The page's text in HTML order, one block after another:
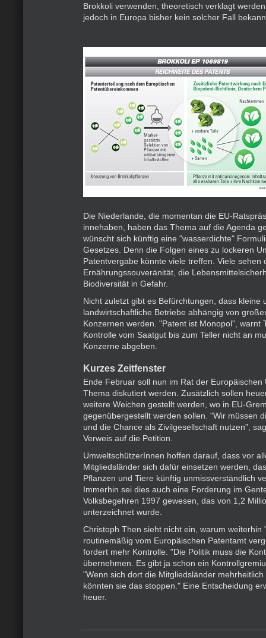
Brokkoli verwenden, theoretisch verklagt
jedoch in Europa bisher kein solcher Fall
Die Niederlande, die momentan die EU-
innehaben, haben das Thema auf die Agenda
wünscht sich künftig eine "wasserdichte"
Gesetzes. Denn die Folgen eines zu lockeren
Patentvergabe könnte viele treffen. Viele sehen
Ernährungssouveränität, die
Biodiversität in Gefahr.
Nicht zuletzt gibt es Befürchtungen, dass kleine
landwirtschaftliche Betriebe abhängig von
Konzernen werden. "Patent ist Monopol", warnt
Kontrolle vom Saatgut bis zum Teller nicht an
Konzerne abgeben.
Kurzes Zeitfenster
Ende Februar soll nun im Rat der Europäischen
Thema diskutiert werden. Zusätzlich sollen
weitere Weichen gestellt werden, wo in EU-
gegenübergestellt werden sollen. "Wir müssen
und die Chance als Zivilgesellschaft nutzen",
Verweis auf die Petition.
UmweltschützerInnen hoffen darauf, dass vor
Mitgliedsländer sich dafür einsetzen werden,
Pflanzen und Tiere künftig unmissverständlich
Immerhin sei dies auch eine Forderung im
Volksbegehren 1997 gewesen, das von 1,2
unterzeichnet wurde.
Christoph Then sieht nicht ein, warum weiterhin
routinemäßig vom Europäischen Patentamt
fordert mehr Kontrolle. "Die Politik muss die
übernehmen. Es gibt ja schon ein
"Wenn sich dort die Mitgliedsländer
könnten sie das stoppen." Eine Entscheidung
heuer.